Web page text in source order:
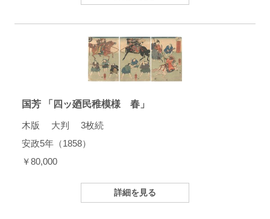
国芳 「四ッ廼民稚模様 春」
木版 大判 3枚続
安政5年（1858）
￥80,000
詳細を見る